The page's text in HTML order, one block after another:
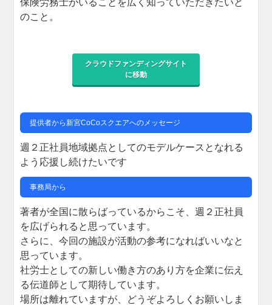
のこと。
クラウドファンディングサイト
に移動
提供者から新宮CoCoスクエアへのメッセージ
週２正社員地域拠点としてのモデルケースとなれる
よう応援し続けたいです
事務局から
著者が全国に散らばっているからこそ、週２正社員
を広げられると思っています。
さらに、今回の施設が活動の参考になればいいなと
思っています。
社労士としての新しい働き方のあり方を企業に伝え
る伝道師として期待しています。
場所は離れていますが、どうぞよろしくお願いしま